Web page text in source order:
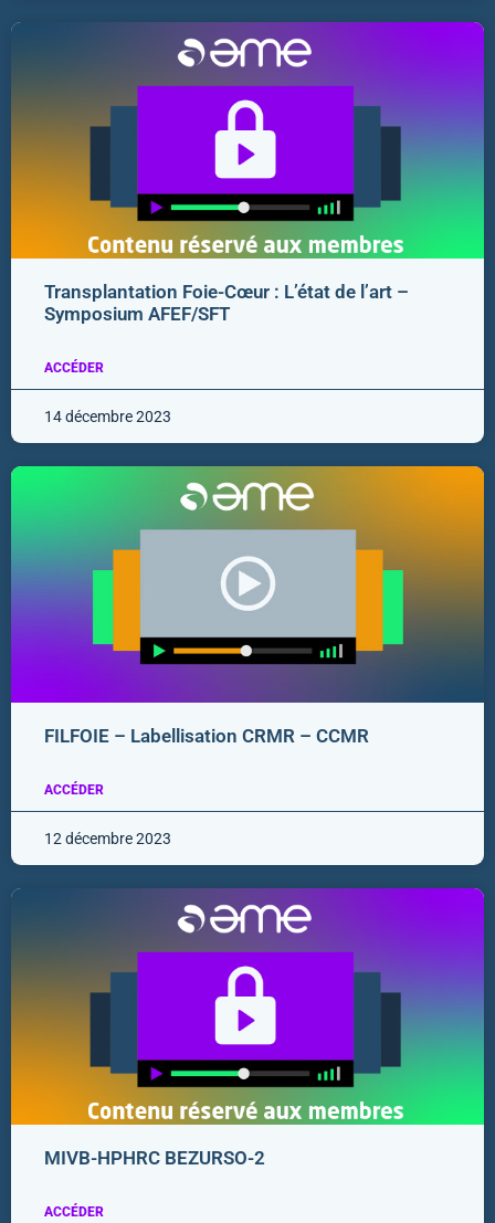
Transplantation Foie-Cœur : L’état de l’art –
Symposium AFEF/SFT
ACCÉDER
14 décembre 2023
FILFOIE – Labellisation CRMR – CCMR
ACCÉDER
12 décembre 2023
MIVB-HPHRC BEZURSO-2
ACCÉDER